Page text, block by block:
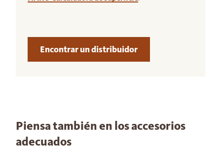
Encontrar un distribuidor
Piensa también en los accesorios
adecuados